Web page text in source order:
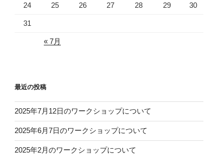
24 25 26 27 28 29 30
31
« 7月
最近の投稿
2025年7月12日のワークショップについて
2025年6月7日のワークショップについて
2025年2月のワークショップについて